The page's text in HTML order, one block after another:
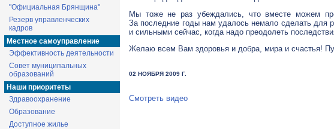
"Официальная Брянщина"
Резерв управленческих
кадров
Местное самоуправление
Эффективность деятельности
Совет муниципальных
образований
Наши приоритеты
Здравоохранение
Образование
Доступное жилье
Мы тоже не раз убеждались, что вместе можем
За последние годы нам удалось немало сделать
и сильными сейчас, когда надо преодолеть
Желаю всем Вам здоровья и добра, мира и счастья!
02 НОЯБРЯ 2009 Г.
Смотреть видео